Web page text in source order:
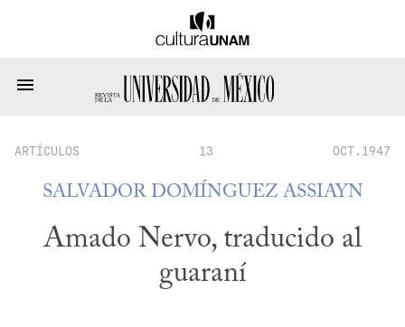
ARTÍCULOS 13 OCT.1947
SALVADOR DOMÍNGUEZ ASSIAYN
Amado Nervo, traducido al
guaraní